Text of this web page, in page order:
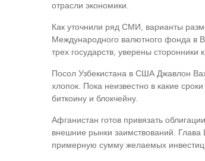
отрасли экономики.
Как уточнили ряд СМИ, варианты
Международного валютного фонда в
трех государств, уверены сторонники
Посол Узбекистана в США Джавлон
хлопок. Пока неизвестно в какие
биткоину и блокчейну.
Афганистан готов привязать
внешние рынки заимствований.
примерную сумму желаемых